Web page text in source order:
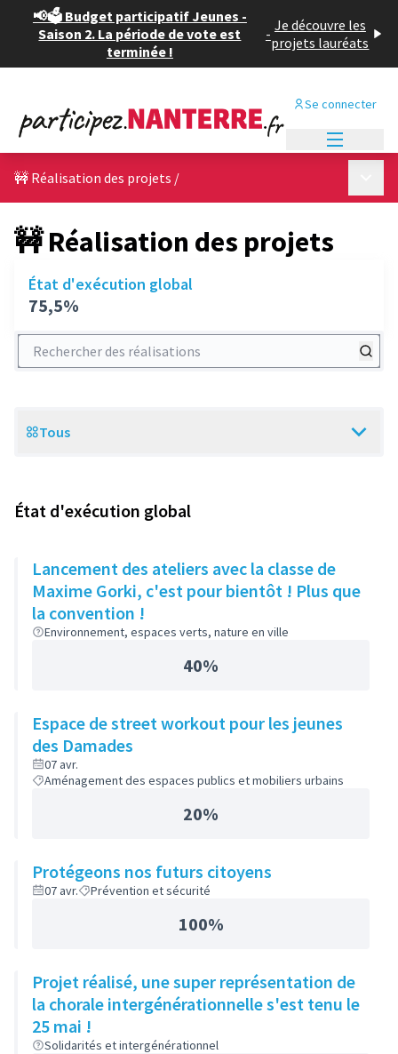
📢🗳️ Budget participatif Jeunes -
Saison 2. La période de vote est
terminée !
- Je découvre les
projets lauréats
Se connecter
🚧 Réalisation des projets /
🚧 Réalisation des projets
État d'exécution global
75,5%
Rechercher des réalisations
Scope
Tous
État d'exécution global
Lancement des ateliers avec la classe de
Maxime Gorki, c'est pour bientôt ! Plus que
la convention !
Environnement, espaces verts, nature en ville
40%
Espace de street workout pour les jeunes
des Damades
07 avr.
Aménagement des espaces publics et mobiliers urbains
20%
Protégeons nos futurs citoyens
07 avr. Prévention et sécurité
100%
Projet réalisé, une super représentation de
la chorale intergénérationnelle s'est tenu le
25 mai !
Solidarités et intergénérationnel